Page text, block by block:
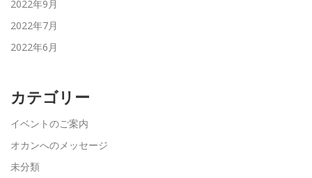
2022年9月
2022年7月
2022年6月
カテゴリー
イベントのご案内
オカンへのメッセージ
未分類